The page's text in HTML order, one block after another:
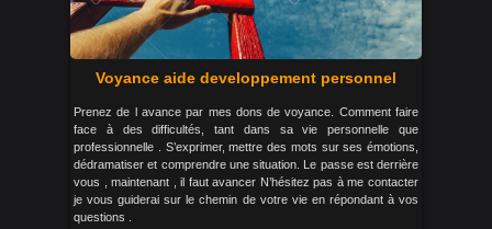
Voyance aide developpement personnel
Prenez de l avance par mes dons de voyance. Comment faire
face à des difficultés, tant dans sa vie personnelle que
professionnelle . S’exprimer, mettre des mots sur ses émotions,
dédramatiser et comprendre une situation. Le passe est derrière
vous , maintenant , il faut avancer N’hésitez pas à me contacter
je vous guiderai sur le chemin de votre vie en répondant à vos
questions .